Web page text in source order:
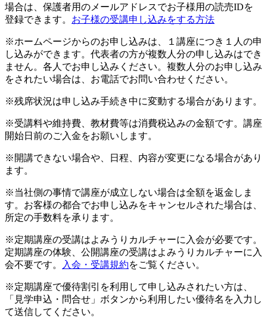
場合は、保護者用のメールアドレスでお子様用の読売IDを
登録できます。 お子様の受講申し込みをする方法
※ホームページからのお申し込みは、１講座につき１人の申
し込みができます。代表者の方が複数人分の申し込みはでき
ません。各人でお申し込みください。複数人分のお申し込み
をされたい場合は、お電話でお問い合わせください。
※残席状況は申し込み手続き中に変動する場合があります。
※受講料や維持費、教材費等は消費税込みの金額です。講座
開始日前のご入金をお願いします。
※開講できない場合や、日程、内容が変更になる場合があり
ます。
※当社側の事情で講座が成立しない場合は全額を返金しま
す。お客様の都合でお申し込みをキャンセルされた場合は、
所定の手数料を承ります。
※定期講座の受講はよみうりカルチャーに入会が必要です。
定期講座の体験、公開講座の受講はよみうりカルチャーに入
会不要です。
入会・受講規約をご覧ください。
※定期講座で優待割引を利用して申し込みされたい方は、
「見学申込・問合せ」ボタンから利用したい優待名を入力し
て送信してください。